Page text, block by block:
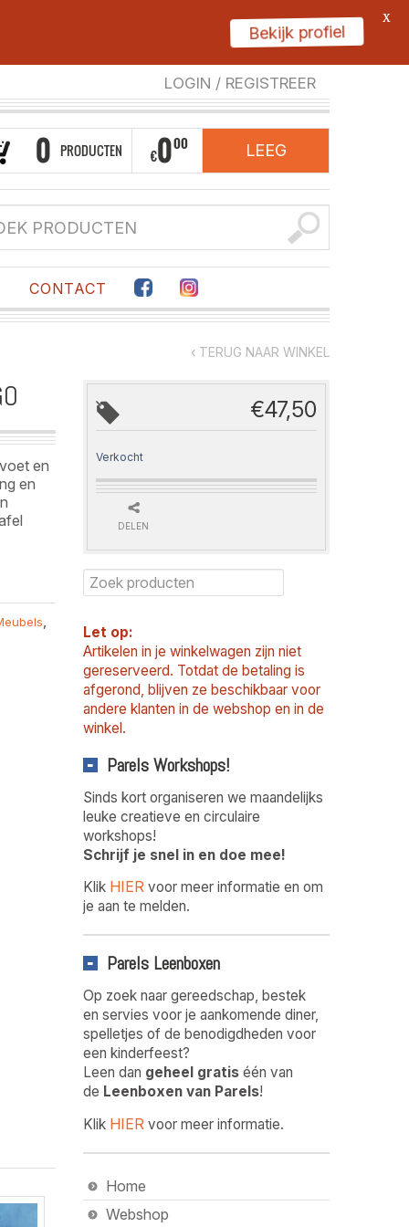
LOGIN / REGISTREER
0 PRODUCTEN €000 LEEG
CONTACT
‹ TERUG NAAR WINKEL
en
en
€47,50
Verkocht
DELEN
Let op:
Artikelen in je winkelwagen zijn niet
gereserveerd. Totdat de betaling is
afgerond, blijven ze beschikbaar voor
andere klanten in de webshop en in de
winkel.
Parels Workshops!
Sinds kort organiseren we maandelijks
leuke creatieve en circulaire
workshops!
Schrijf je snel in en doe mee!
Klik HIER voor meer informatie en om
je aan te melden.
Parels Leenboxen
Op zoek naar gereedschap, bestek
en servies voor je aankomende diner,
spelletjes of de benodigdheden voor
een kinderfeest?
Leen dan geheel gratis één van
de Leenboxen van Parels!
Klik HIER voor meer informatie.
Home
Webshop
Bekijk profiel
X